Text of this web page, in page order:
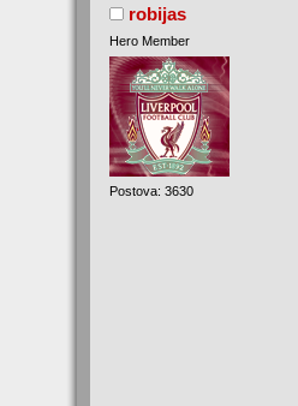
robijas
Hero Member
Postova: 3630